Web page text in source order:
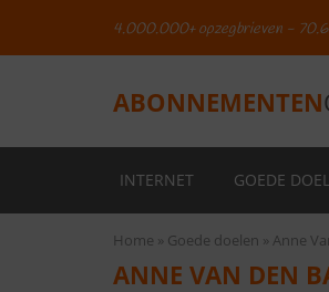
4.000.000+ opzegbrieven -
ABONNEMENTEN
INTERNET GOEDE
Home Goede doelen Anne
ANNE VAN DEN